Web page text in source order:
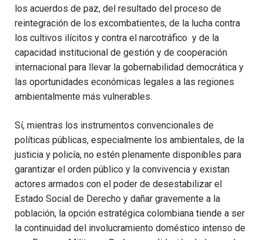
los acuerdos de paz, del resultado del proceso de
reintegración de los excombatientes, de la lucha contra
los cultivos ilícitos y contra el narcotráfico y de la
capacidad institucional de gestión y de cooperación
internacional para llevar la gobernabilidad democrática y
las oportunidades económicas legales a las regiones
ambientalmente más vulnerables.
Sí, mientras los instrumentos convencionales de
políticas públicas, especialmente los ambientales, de la
justicia y policía, no estén plenamente disponibles para
garantizar el orden público y la convivencia y existan
actores armados con el poder de desestabilizar el
Estado Social de Derecho y dañar gravemente a la
población, la opción estratégica colombiana tiende a ser
la continuidad del involucramiento doméstico intenso de